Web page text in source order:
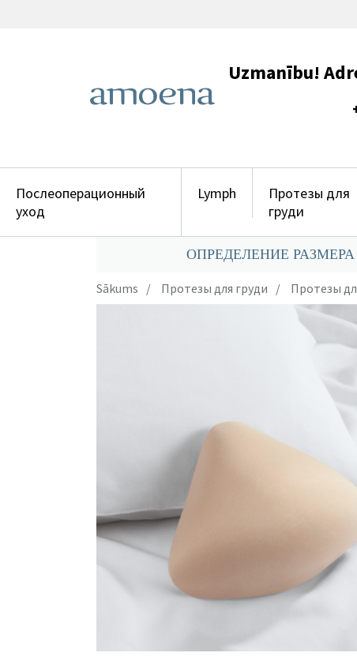
Uzmanību!
+371
Послеоперационный
уход
Lymph
Протезы для
груди
ОПРЕДЕЛЕНИЕ
Sākums Протезы для груди Протезы